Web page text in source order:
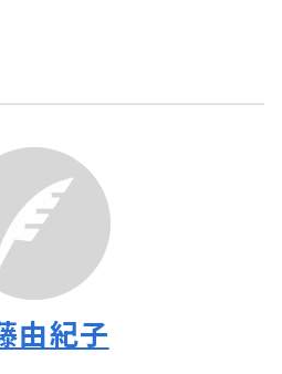
由紀子